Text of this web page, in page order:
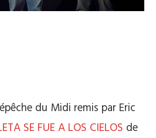
du Midi remis par Eric
SE FUE A LOS CIELOS de